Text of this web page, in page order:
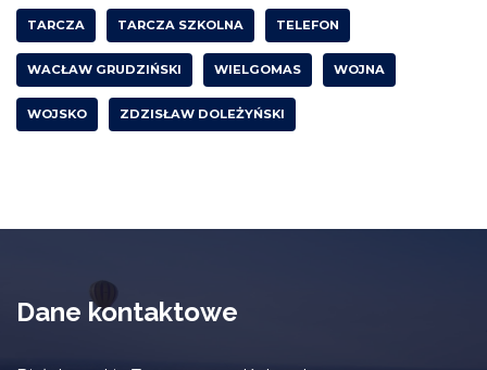
TARCZA TARCZA SZKOLNA TELEFON
WACŁAW GRUDZIŃSKI WIELGOMAS WOJNA
WOJSKO ZDZISŁAW DOLEŻYŃSKI
Dane kontaktowe